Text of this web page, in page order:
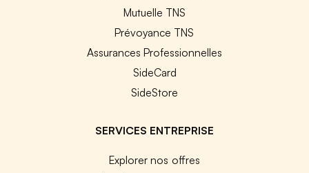
Mutuelle TNS
Prévoyance TNS
Assurances Professionnelles
SideCard
SideStore
SERVICES ENTREPRISE
Explorer nos offres